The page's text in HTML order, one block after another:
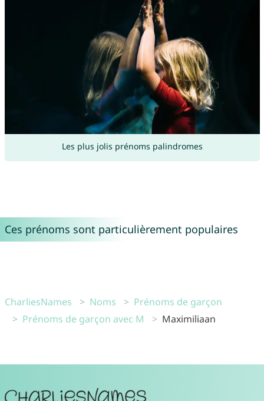
Les plus jolis prénoms palindromes
Ces prénoms sont particulièrement populaires
CharliesNames Noms
Prénoms de garçon
Prénoms de garçon avec M
Maximiliaan